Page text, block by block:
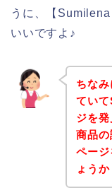
うに、【
いいですよ♪
ちな
てい
ジを
商品
ペー
ょうか